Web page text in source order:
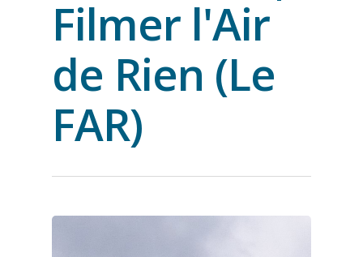
Filmer l'Air
de Rien (Le
FAR)